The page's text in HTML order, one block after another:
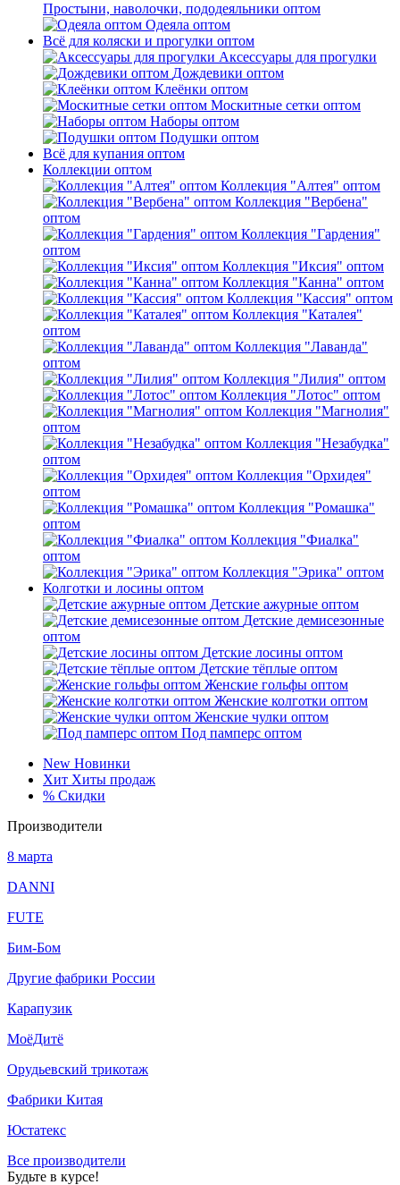
Простыни, наволочки, пододеяльники оптом
Одеяла оптом
Всё для коляски и прогулки оптом
Аксессуары для прогулки
Дождевики оптом
Клеёнки оптом
Москитные сетки оптом
Наборы оптом
Подушки оптом
Всё для купания оптом
Коллекции оптом
Коллекция "Алтея" оптом
Коллекция "Вербена"
оптом
Коллекция "Гардения"
оптом
Коллекция "Иксия" оптом
Коллекция "Канна" оптом
Коллекция "Кассия" оптом
Коллекция "Каталея"
оптом
Коллекция "Лаванда"
оптом
Коллекция "Лилия" оптом
Коллекция "Лотос" оптом
Коллекция "Магнолия"
оптом
Коллекция "Незабудка"
оптом
Коллекция "Орхидея"
оптом
Коллекция "Ромашка"
оптом
Коллекция "Фиалка"
оптом
Коллекция "Эрика" оптом
Колготки и лосины оптом
Детские ажурные оптом
Детские демисезонные
оптом
Детские лосины оптом
Детские тёплые оптом
Женские гольфы оптом
Женские колготки оптом
Женские чулки оптом
Под памперс оптом
New Новинки
Хит Хиты продаж
% Скидки
Производители
8 марта
DANNI
FUTE
Бим-Бом
Другие фабрики России
Карапузик
МоёДитё
Орудьевский трикотаж
Фабрики Китая
Юстатекс
Все производители
Будьте в курсе!